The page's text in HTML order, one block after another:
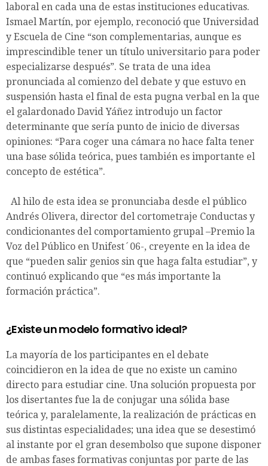
laboral en cada una de estas instituciones educativas.
Ismael Martín, por ejemplo, reconoció que Universidad
y Escuela de Cine “son complementarias, aunque es
imprescindible tener un título universitario para poder
especializarse después”. Se trata de una idea
pronunciada al comienzo del debate y que estuvo en
suspensión hasta el final de esta pugna verbal en la que
el galardonado David Yáñez introdujo un factor
determinante que sería punto de inicio de diversas
opiniones: “Para coger una cámara no hace falta tener
una base sólida teórica, pues también es importante el
concepto de estética”.
Al hilo de esta idea se pronunciaba desde el público
Andrés Olivera, director del cortometraje Conductas y
condicionantes del comportamiento grupal –Premio la
Voz del Público en Unifest´06-, creyente en la idea de
que “pueden salir genios sin que haga falta estudiar”, y
continuó explicando que “es más importante la
formación práctica”.
¿Existe un modelo formativo ideal?
La mayoría de los participantes en el debate
coincidieron en la idea de que no existe un camino
directo para estudiar cine. Una solución propuesta por
los disertantes fue la de conjugar una sólida base
teórica y, paralelamente, la realización de prácticas en
sus distintas especialidades; una idea que se desestimó
al instante por el gran desembolso que supone disponer
de ambas fases formativas conjuntas por parte de las